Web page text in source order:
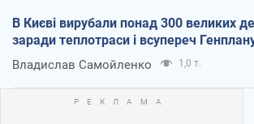
В Києві вирубали понад 300 великих
заради теплотраси і всупереч
Владислав Самойленко 1,0 т.